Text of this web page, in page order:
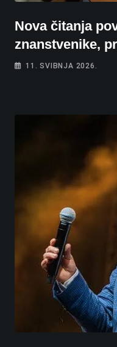
Nova čitanja
znanstvenike,
11. SVIBNJA 2026.